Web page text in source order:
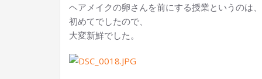
ヘアメイクの卵さんを前にする授業というのは、
初めてでしたので、
大変新鮮でした。